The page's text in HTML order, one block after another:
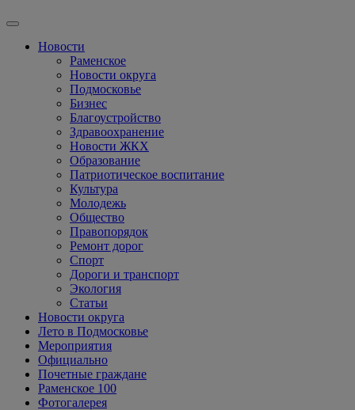
Новости
Раменское
Новости округа
Подмосковье
Бизнес
Благоустройство
Здравоохранение
Новости ЖКХ
Образование
Патриотическое воспитание
Культура
Молодежь
Общество
Правопорядок
Ремонт дорог
Спорт
Дороги и транспорт
Экология
Статьи
Новости округа
Лето в Подмосковье
Мероприятия
Официально
Почетные граждане
Раменское 100
Фотогалерея